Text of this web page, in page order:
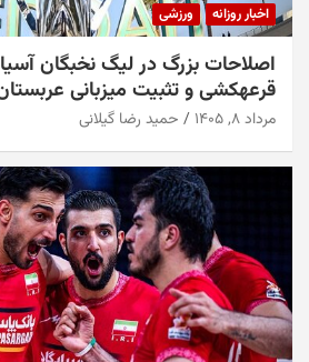
اخبار روزانه ورزشی
اصلاحات بزرگ در لیگ نخبگان
قرعهکشی و تثبیت میزبانی
مرداد ۸, ۱۴۰۵ حمید رضا گیلانی